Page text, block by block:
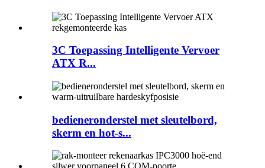
3C Toepassing Intelligente Vervoer
ATX R...
bedieneronderstel met sleutelbord,
skerm en hot-s...